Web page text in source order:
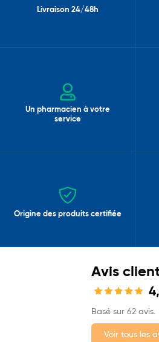
Livraison 24/48h
Un pharmacien à votre
service
Origine des produits certifiée
Avis
Basé sur 62 avis.
Voir tous les